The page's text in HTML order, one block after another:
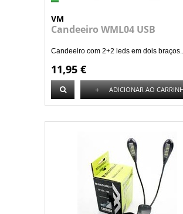
VM
Candeeiro WML04 USB
Candeeiro com 2+2 leds em dois
11,95 €
+ ADICIONAR AO